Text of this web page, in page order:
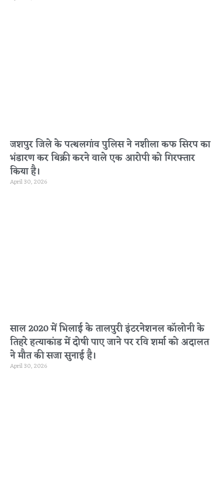
जशपुर जिले के पत्थलगांव पुलिस ने नशीला कफ सिरप का
भंडारण कर बिक्री करने वाले एक आरोपी को गिरफ्तार
किया है।
April 30, 2026
साल 2020 में भिलाई के तालपुरी इंटरनेशनल कॉलोनी के
तिहरे हत्याकांड में दोषी पाए जाने पर रवि शर्मा को अदालत
ने मौत की सजा सुनाई है।
April 30, 2026